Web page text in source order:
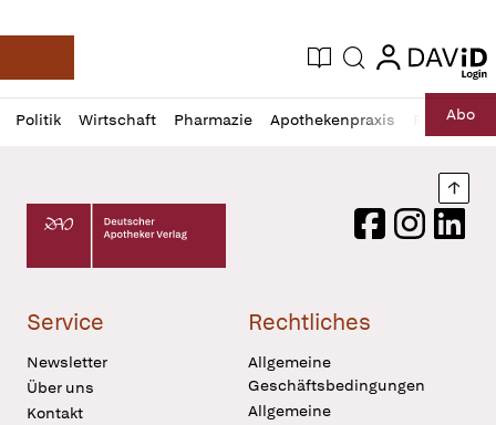
Deutsche Apotheker Zeitung
Aktuelle Ausgabe
Suche login
login
Politik Wirtschaft Pharmazie Apothekenpraxis RechtAbo
Profil
öffnen
Daz
Pur
Deutscher Apotheker Verlag Logo
FacebookInstagram
Service
Newsletter
Über uns
Kontakt
Rechtliches
Allgemeine
Geschäftsbedingungen
Allgemeine